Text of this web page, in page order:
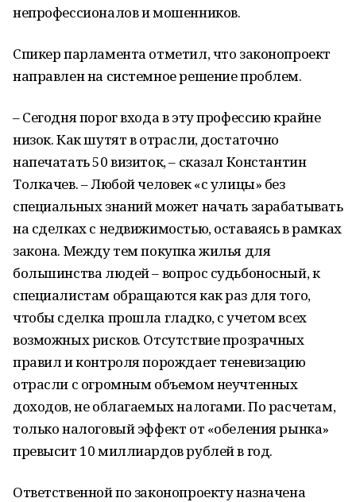
непрофессионалов и мошенников.
Спикер парламента отметил, что законопроект
направлен на системное решение проблем.
– Сегодня порог входа в эту профессию крайне
низок. Как шутят в отрасли, достаточно
напечатать 50 визиток, – сказал Константин
Толкачев. – Любой человек «с улицы» без
специальных знаний может начать зарабатывать
на сделках с недвижимостью, оставаясь в рамках
закона. Между тем покупка жилья для
большинства людей – вопрос судьбоносный, к
специалистам обращаются как раз для того,
чтобы сделка прошла гладко, с учетом всех
возможных рисков. Отсутствие прозрачных
правил и контроля порождает теневизацию
отрасли с огромным объемом неучтенных
доходов, не облагаемых налогами. По расчетам,
только налоговый эффект от «обеления рынка»
превысит 10 миллиардов рублей в год.
Ответственной по законопроекту назначена